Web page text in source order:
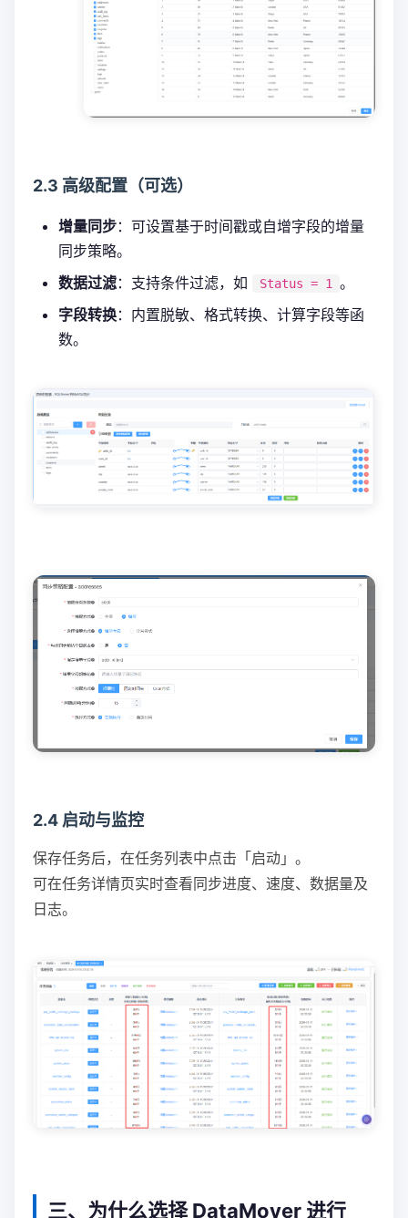
2.3 高级配置（可选）
增量同步：可设置基于时间戳或自增字段的增量
同步策略。
数据过滤：支持条件过滤，如 Status = 1
。
字段转换：内置脱敏、格式转换、计算字段等函
数。
2.4 启动与监控
保存任务后，在任务列表中点击「启动」。
可在任务详情页实时查看同步进度、速度、数据量及
日志。
三、为什么选择 DataMover 进行